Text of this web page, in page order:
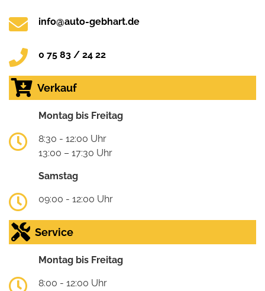
info@auto-gebhart.de
0 75 83 / 24 22
Verkauf
Montag bis Freitag
8:30 - 12:00 Uhr
13:00 – 17:30 Uhr
Samstag
09:00 - 12:00 Uhr
Service
Montag bis Freitag
8:00 - 12:00 Uhr